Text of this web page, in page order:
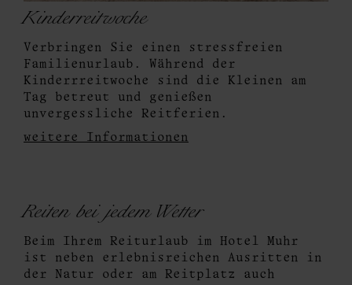
Kinderreitwoche
Verbringen Sie einen stressfreien
Familienurlaub. Während der
Kinderrreitwoche sind die Kleinen am
Tag betreut und genießen
unvergessliche Reitferien.
weitere Informationen
Reiten bei jedem Wetter
Beim Ihrem Reiturlaub im Hotel Muhr
ist neben erlebnisreichen Ausritten in
der Natur oder am Reitplatz auch